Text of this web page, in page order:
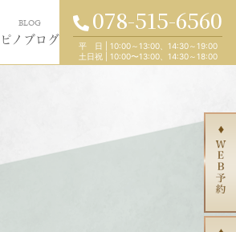
BLOG
ピノブログ
078-515-6560
平 日
10:00～13:00、14:30～19:00
土日祝
10:00〜13:00、14:30～18:00